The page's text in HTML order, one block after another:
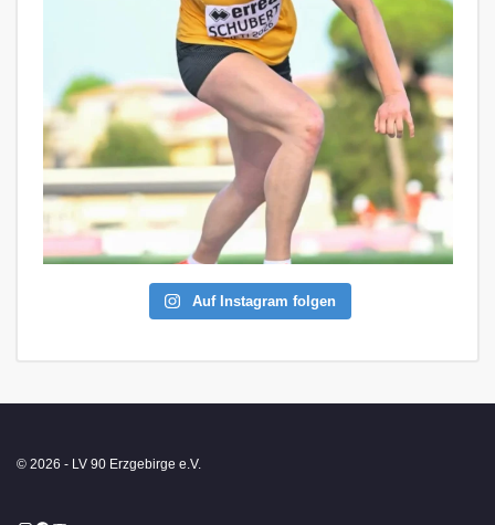
Auf Instagram folgen
© 2026 - LV 90 Erzgebirge e.V.